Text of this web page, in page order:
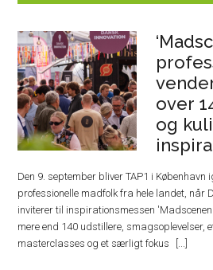
over
og
Den 9. september bliver TAP1 i
professionelle madfolk fra hele landet, når
inviterer til inspirationsmessen
mere end 140 udstillere, smagsoplevelser,
masterclasses og et særligt fokus